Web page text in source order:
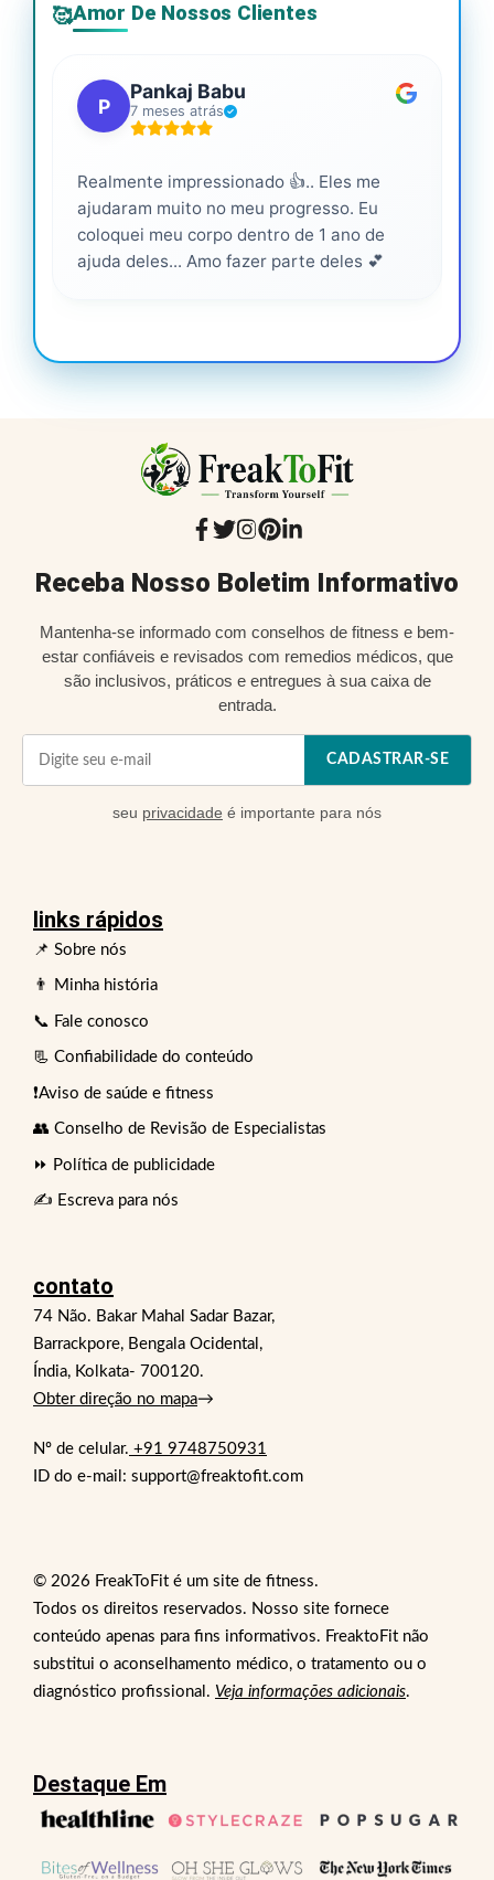
🥰Amor De Nossos Clientes
P
Pankaj Babu
7 meses atrás
Realmente impressionado 👍.. Eles me
ajudaram muito no meu progresso. Eu
coloquei meu corpo dentro de 1 ano de
ajuda deles... Amo fazer parte deles 💕
Receba Nosso Boletim Informativo
Mantenha-se informado com conselhos de fitness e bem-
estar confiáveis e revisados com remedios médicos, que
são inclusivos, práticos e entregues à sua caixa de
entrada.
CADASTRAR-SE
seu privacidade é importante para nós
links rápidos
📌 Sobre nós
👨 Minha história
📞 Fale conosco
📃 Confiabilidade do conteúdo
❗Aviso de saúde e fitness
👥 Conselho de Revisão de Especialistas
⏩ Política de publicidade
✍️ Escreva para nós
contato
74 Não. Bakar Mahal Sadar Bazar,
Barrackpore, Bengala Ocidental,
Índia, Kolkata- 700120.
Obter direção no mapa→
Nº de celular. +91 9748750931
ID do e-mail: support@freaktofit.com
© 2026 FreakToFit é um site de fitness.
Todos os direitos reservados. Nosso site fornece
conteúdo apenas para fins informativos. FreaktoFit não
substitui o aconselhamento médico, o tratamento ou o
diagnóstico profissional. Veja informações adicionais.
Destaque Em